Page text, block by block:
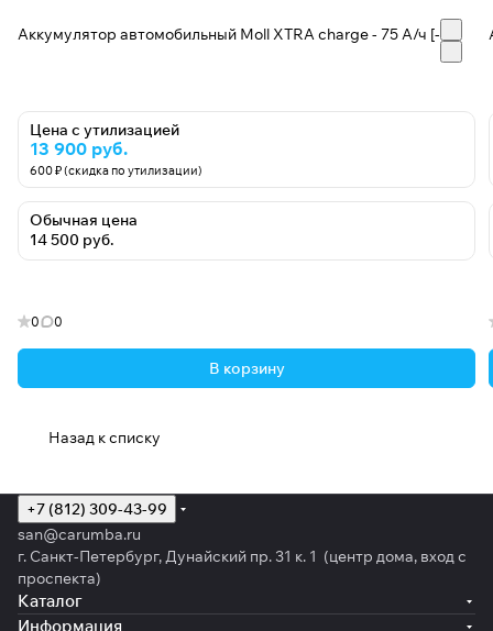
Аккумулятор автомобильный Moll XTRA charge - 75 А/ч [-+]
Цена с утилизацией
13 900 руб.
600 ₽ (скидка по утилизации)
Обычная цена
14 500 руб.
0 0
В корзину
Назад к списку
+7 (812) 309-43-99
san@carumba.ru
г. Санкт-Петербург, Дунайский пр. 31 к. 1 (центр дома, вход с
проспекта)
Каталог
Информация